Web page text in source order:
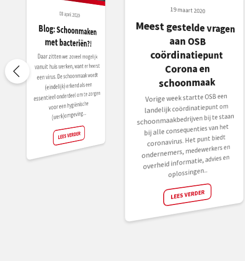
08 april 2020
Blog: Schoonmaken
met bacteriën?!
Daar zitten we: zoveel mogelijk
vanuit huis werken, want er heerst
een virus. De schoonmaak wordt
(eindelijk) erkend als een
essentieel onderdeel om te zorgen
voor een hygiënische
(werk)omgeving....
LEES VERDER
19 maart 2020
Meest gestelde vragen
aan OSB
coördinatiepunt
Corona en
schoonmaak
Vorige week startte OSB een
landelijk coördinatiepunt om
schoonmaakbedrijven bij te staan
bij alle consequenties van het
coronavirus. Het punt biedt
ondernemers, medewerkers en
overheid informatie, advies en
oplossingen...
LEES VERDER